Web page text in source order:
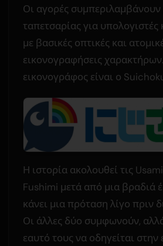
Οι αγορές
ταπετσαρίας για
με βασικές οπτικές και
εικονογραφήσεις
εικονογράφος είναι ο
Η ιστορία ακολουθεί τις
Fushimi μετά από μια βραδιά
κάνει μια πρόταση λίγο πριν
Οι άλλες δύο συμφωνούν,
εαυτό τους να οδηγείται στην